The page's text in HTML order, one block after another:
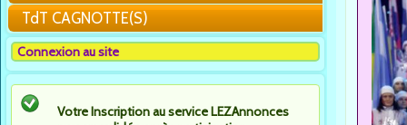
TdT CAGNOTTE(S)
Connexion au site
Votre Inscription au service LEZAnnonces